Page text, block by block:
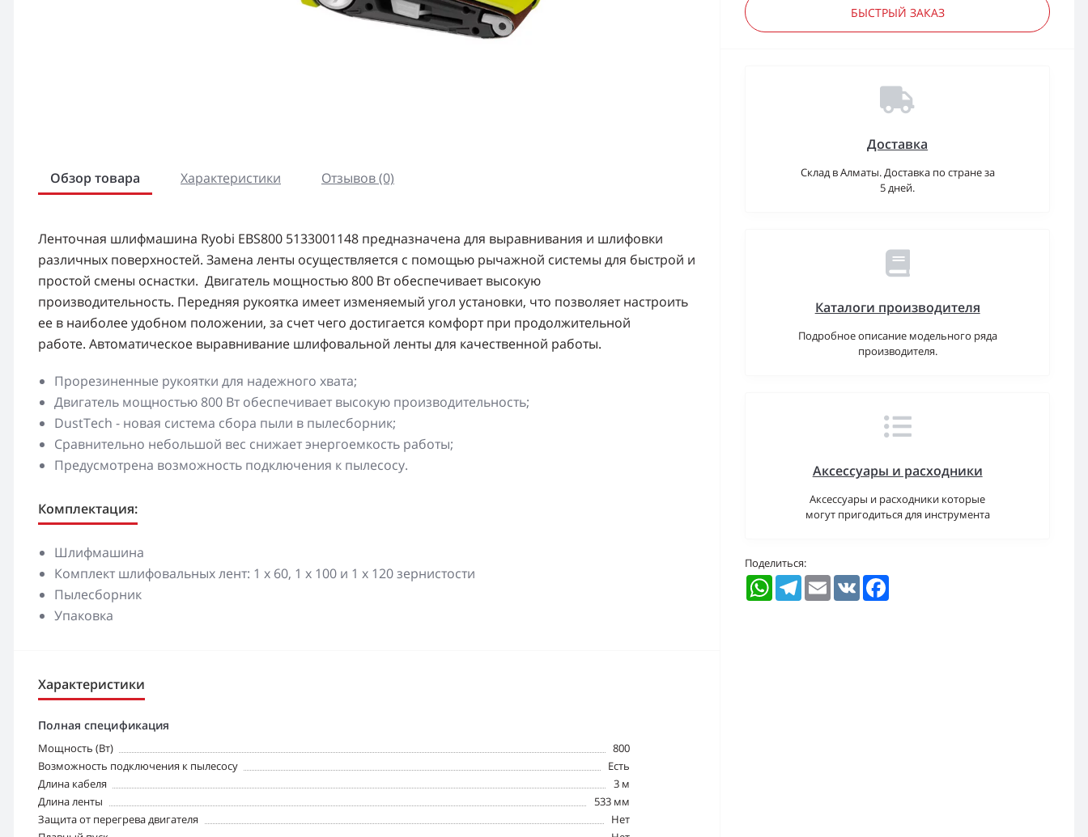
Обзор товара Характеристики Отзывов (0)
Ленточная шлифмашина Ryobi EBS800 5133001148 предназначена для выравнивания и шлифовки
различных поверхностей. Замена ленты осуществляется с помощью рычажной системы для быстрой и
простой смены оснастки. Двигатель мощностью 800 Вт обеспечивает высокую
производительность. Передняя рукоятка имеет изменяемый угол установки, что позволяет настроить
ее в наиболее удобном положении, за счет чего достигается комфорт при продолжительной
работе. Автоматическое выравнивание шлифовальной ленты для качественной работы.
Прорезиненные рукоятки для надежного хвата;
Двигатель мощностью 800 Вт обеспечивает высокую производительность;
DustTech - новая система сбора пыли в пылесборник;
Сравнительно небольшой вес снижает энергоемкость работы;
Предусмотрена возможность подключения к пылесосу.
Комплектация:
Шлифмашина
Комплект шлифовальных лент: 1 x 60, 1 x 100 и 1 x 120 зернистости
Пылесборник
Упаковка
Характеристики
Полная спецификация
Мощность (Вт)
800
Возможность подключения к пылесосу
Есть
Длина кабеля
3 м
Длина ленты
533 мм
Защита от перегрева двигателя
Нет
БЫСТРЫЙ ЗАКАЗ
Доставка
Склад в Алматы. Доставка по стране за
5 дней.
Каталоги производителя
Подробное описание модельного ряда
производителя.
Аксессуары и расходники
Аксессуары и расходники которые
могут пригодиться для инструмента
Поделиться:
WhatsAppTelegramEmail VK